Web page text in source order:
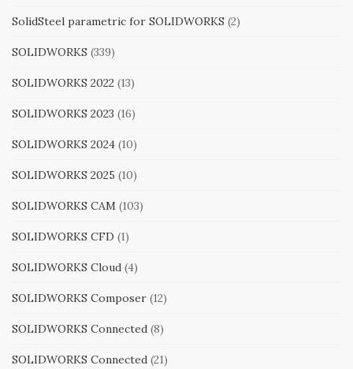
SolidSteel parametric for SOLIDWORKS (2)
SOLIDWORKS (339)
SOLIDWORKS 2022 (13)
SOLIDWORKS 2023 (16)
SOLIDWORKS 2024 (10)
SOLIDWORKS 2025 (10)
SOLIDWORKS CAM (103)
SOLIDWORKS CFD (1)
SOLIDWORKS Cloud (4)
SOLIDWORKS Composer (12)
SOLIDWORKS Connected (8)
SOLIDWORKS Connected (21)